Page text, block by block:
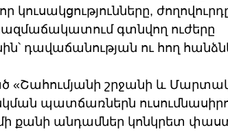
գտնվող ուժերը
դավաճանության ու հող
«Շահումյանի շրջանի և
պատճառներն
քանի անդամներ կոնկրետ